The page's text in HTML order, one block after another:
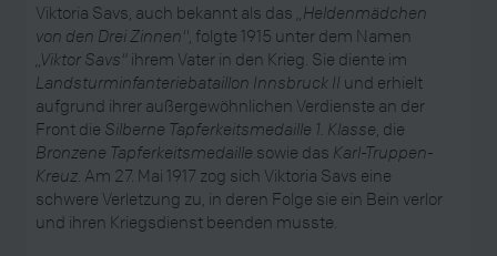
Viktoria Savs, auch bekannt als das „ Heldenmädchen
von den Drei Zinnen", folgte 1915 unter dem Namen
„Viktor Savs“ihrem Vater in den Krieg. Sie diente im
Landsturminfanteriebataillon Innsbruck II und erhielt
aufgrund ihrer außergewöhnlichen Verdienste an der
Front die Silberne Tapferkeitsmedaille 1. Klasse, die
Bronzene Tapferkeitsmedaille sowie das Karl-Truppen-
Kreuz. Am 27. Mai 1917 zog sich Viktoria Savs eine
schwere Verletzung zu, in deren Folge sie ein Bein verlor
und ihren Kriegsdienst beenden musste.